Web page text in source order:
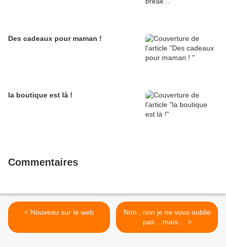
Des cadeaux pour maman !
la boutique est là !
Commentaires
< Nouveau sur le web
Non , non je ne vous oublie
pas ...mais ... >